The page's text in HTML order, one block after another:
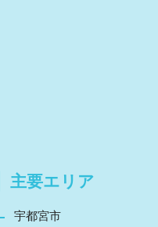
主要エリア
宇都宮市